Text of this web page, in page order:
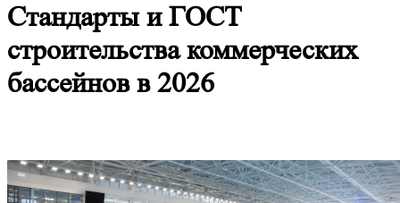
Стандарты и ГОСТ
строительства коммерческих
бассейнов в 2026